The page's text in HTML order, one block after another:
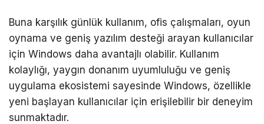
Buna karşılık günlük kullanım, ofis çalışmaları, oyun
oynama ve geniş yazılım desteği arayan kullanıcılar
için Windows daha avantajlı olabilir. Kullanım
kolaylığı, yaygın donanım uyumluluğu ve geniş
uygulama ekosistemi sayesinde Windows, özellikle
yeni başlayan kullanıcılar için erişilebilir bir deneyim
sunmaktadır.